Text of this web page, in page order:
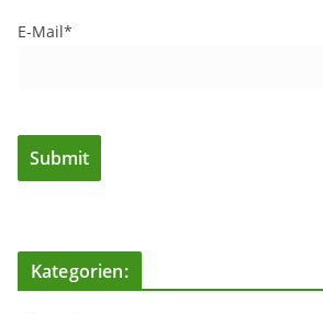
E-Mail*
Kategorien: